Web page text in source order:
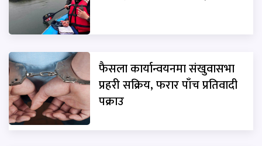
फैसला कार्यान्वयनमा संखुवासभा
प्रहरी सक्रिय, फरार पाँच प्रतिवादी
पक्राउ